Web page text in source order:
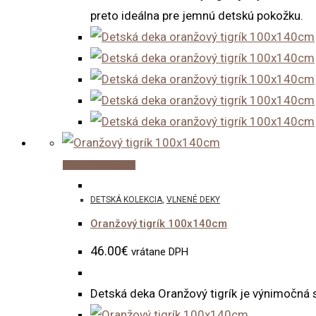
preto ideálna pre jemnú detskú pokožku.
DETSKÁ KOLEKCIA, VLNENÉ DEKY
Oranžový tigrík 100x140cm
46.00€ vrátane DPH
Detská deka Oranžový tigrík je